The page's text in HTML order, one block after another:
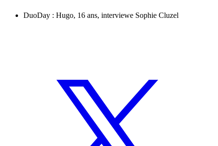
DuoDay : Hugo, 16 ans, interviewe Sophie Cluzel